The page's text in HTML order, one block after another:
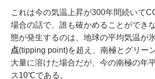
これは今の気温上昇が300年間続いて
場合の話で、誰も確かめることができ
態が発生するのは、地球の平均気温が
点(tipping point)を超え、南極とグリー
大量に溶けた場合だが、今の南極の年
ス10℃である。